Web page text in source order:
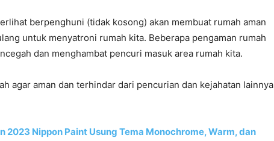
berpenghuni (tidak kosong) akan membuat rumah aman
untuk menyatroni rumah kita. Beberapa pengaman rumah
dan menghambat pencuri masuk area rumah kita.
agar aman dan terhindar dari pencurian dan kejahatan lainnya
2023 Nippon Paint Usung Tema Monochrome, Warm, dan